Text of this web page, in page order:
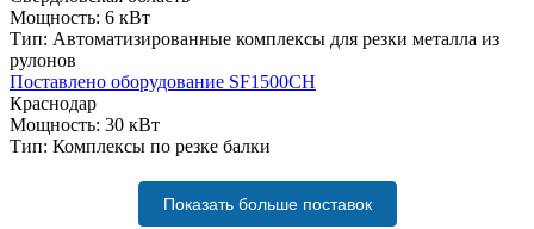
Мощность: 6 кВт
Тип: Автоматизированные комплексы для резки металла из
рулонов
Поставлено оборудование SF1500CH
Краснодар
Мощность: 30 кВт
Тип: Комплексы по резке балки
Показать больше поставок